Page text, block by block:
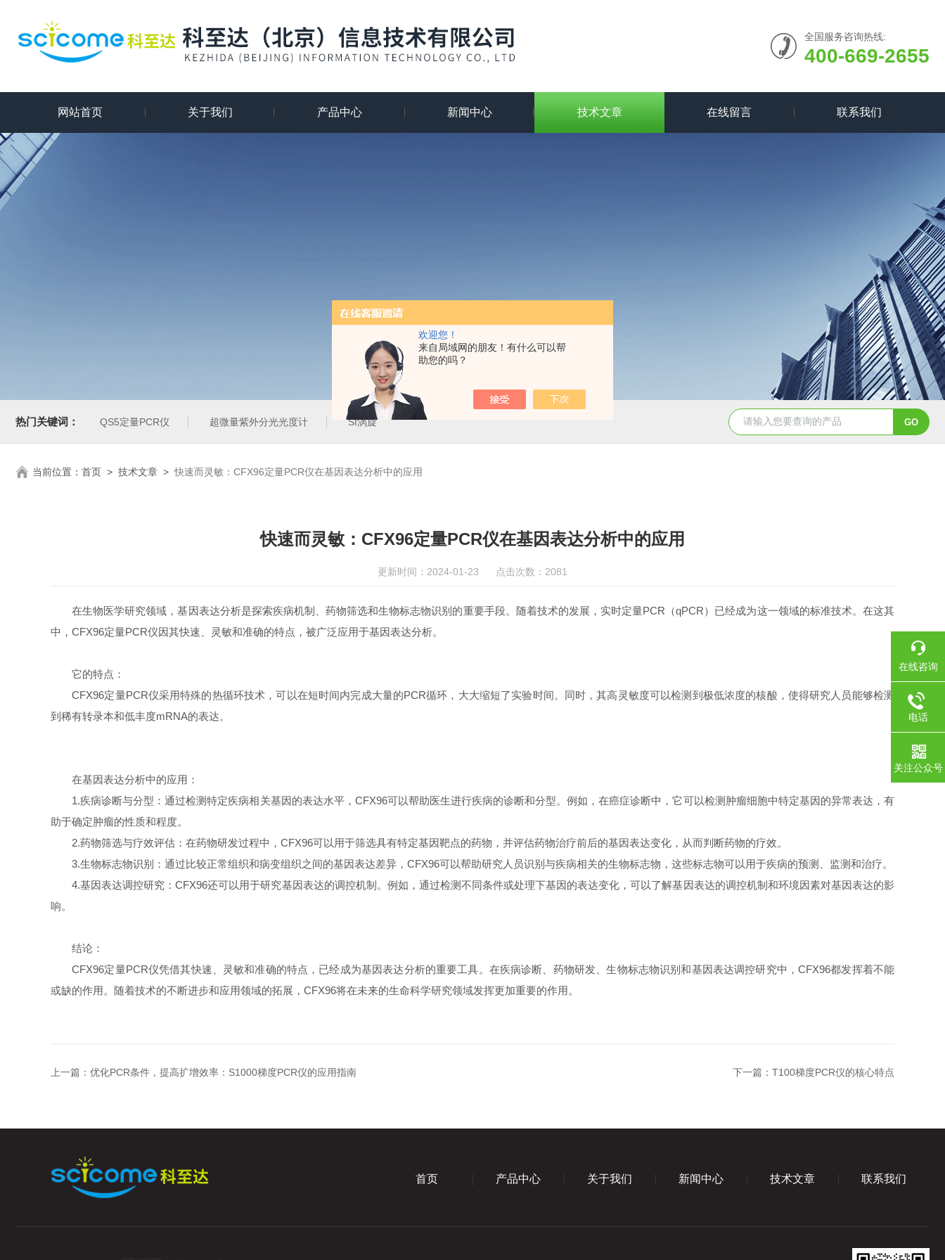
欢迎您！
来自局域网的朋友！有什么可以帮
助您的吗？
全国服务咨询热线:
400-669-2655
网站首页 关于我们 产品中心 新闻中心 技术文章 在线留言 联系我们
热门关键词： QS5定量PCR仪 超微量紫外分光光度计 SI涡旋
当前位置： 首页 > 技术文章 >快速而灵敏：CFX96定量PCR仪在基因表达分析中的应用
快速而灵敏：CFX96定量PCR仪在基因表达分析中的应用
更新时间：2024-01-23 点击次数：2081
在生物医学研究领域，基因表达分析是探索疾病机制、药物筛选和生物标志物识别的重要手段。随着技术的发展，实时定量PCR（qPCR）已经成为这一领域的标准技术。在这其
中，CFX96定量PCR仪因其快速、灵敏和准确的特点，被广泛应用于基因表达分析。
它的特点：
CFX96定量PCR仪采用特殊的热循环技术，可以在短时间内完成大量的PCR循环，大大缩短了实验时间。同时，其高灵敏度可以检测到极低浓度的核酸，使得研究人员能够检测
到稀有转录本和低丰度mRNA的表达。
在基因表达分析中的应用：
1.疾病诊断与分型：通过检测特定疾病相关基因的表达水平，CFX96可以帮助医生进行疾病的诊断和分型。例如，在癌症诊断中，它可以检测肿瘤细胞中特定基因的异常表达，有
助于确定肿瘤的性质和程度。
2.药物筛选与疗效评估：在药物研发过程中，CFX96可以用于筛选具有特定基因靶点的药物，并评估药物治疗前后的基因表达变化，从而判断药物的疗效。
3.生物标志物识别：通过比较正常组织和病变组织之间的基因表达差异，CFX96可以帮助研究人员识别与疾病相关的生物标志物，这些标志物可以用于疾病的预测、监测和治疗。
4.基因表达调控研究：CFX96还可以用于研究基因表达的调控机制。例如，通过检测不同条件或处理下基因的表达变化，可以了解基因表达的调控机制和环境因素对基因表达的影
响。
结论：
CFX96定量PCR仪凭借其快速、灵敏和准确的特点，已经成为基因表达分析的重要工具。在疾病诊断、药物研发、生物标志物识别和基因表达调控研究中，CFX96都发挥着不能
或缺的作用。随着技术的不断进步和应用领域的拓展，CFX96将在未来的生命科学研究领域发挥更加重要的作用。
上一篇： 优化PCR条件，提高扩增效率：S1000梯度PCR仪的应用指南 下一篇： T100梯度PCR仪的核心特点
首页 产品中心 关于我们 新闻中心 技术文章 联系我们
在线咨询
电话
关注公众号